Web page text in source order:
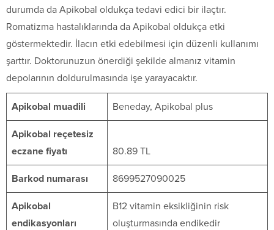
durumda da Apikobal oldukça tedavi edici bir ilaçtır.
Romatizma hastalıklarında da Apikobal oldukça etki
göstermektedir. İlacın etki edebilmesi için düzenli kullanımı
şarttır. Doktorunuzun önerdiği şekilde almanız vitamin
depolarının doldurulmasında işe yarayacaktır.
Apikobal muadili Beneday, Apikobal plus
Apikobal reçetesiz
eczane fiyatı
80.89 TL
Barkod numarası 8699527090025
Apikobal
endikasyonları
B12 vitamin eksikliğinin risk
oluşturmasında endikedir